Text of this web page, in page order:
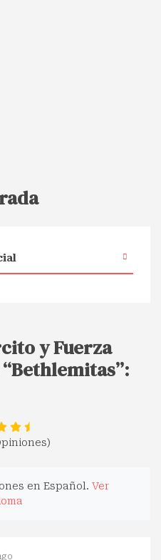
y Fuerza
en Español. Ver